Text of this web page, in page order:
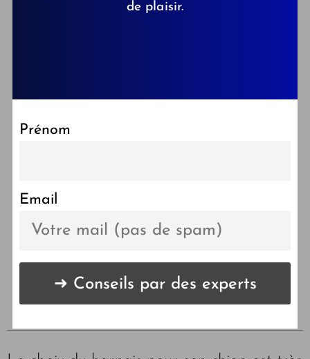
LES POINTS CLÉS DE
L'ARTICLE 🔑
de plaisir.
Prénom
Email